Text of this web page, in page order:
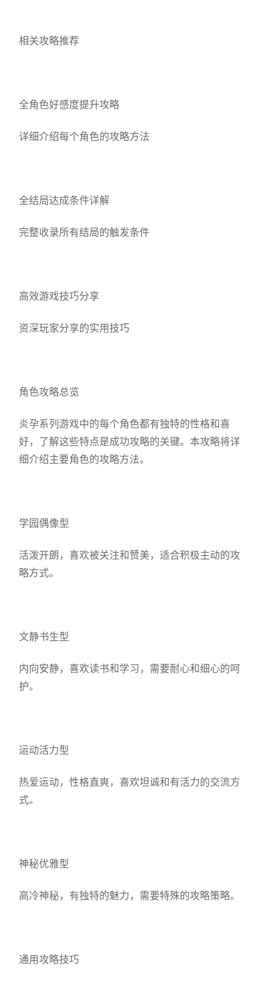
相关攻略推荐
全角色好感度提升攻略
详细介绍每个角色的攻略方法
全结局达成条件详解
完整收录所有结局的触发条件
高效游戏技巧分享
资深玩家分享的实用技巧
角色攻略总览
炎孕系列游戏中的每个角色都有独特的性格和喜
好，了解这些特点是成功攻略的关键。本攻略将详
细介绍主要角色的攻略方法。
学园偶像型
活泼开朗，喜欢被关注和赞美，适合积极主动的攻
略方式。
文静书生型
内向安静，喜欢读书和学习，需要耐心和细心的呵
护。
运动活力型
热爱运动，性格直爽，喜欢坦诚和有活力的交流方
式。
神秘优雅型
高冷神秘，有独特的魅力，需要特殊的攻略策略。
通用攻略技巧